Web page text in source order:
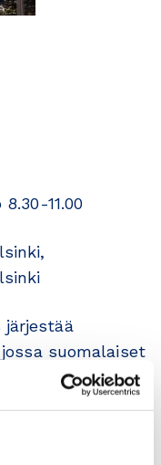
11.00
järjestää
jossa suomalaiset
Vietnamin Thai
edustajia sekä
investoinnit